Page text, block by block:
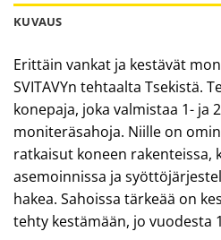
KUVAUS
Erittäin vankat ja kestävät
SVITAVYn tehtaalta Tsekistä.
konepaja, joka valmistaa 1- ja
moniteräsahoja. Niille on
ratkaisut koneen rakenteissa,
asemoinnissa ja
hakea. Sahoissa tärkeää on
tehty kestämään, jo vuodesta